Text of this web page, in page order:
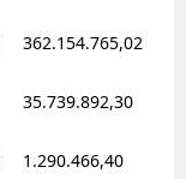
362.154.765,02
35.739.892,30
1.290.466,40